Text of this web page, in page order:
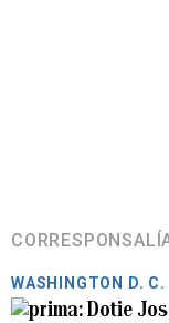
WASHINGTON D. C.
Dotie